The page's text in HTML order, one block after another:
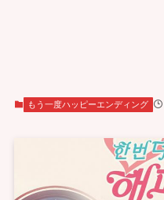
もう一度ハッピーエンディング